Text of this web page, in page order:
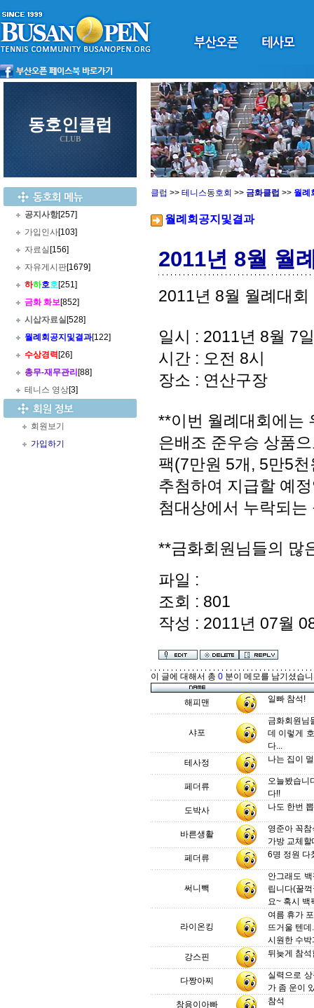
동호인클럽
CLUB
공지사항[257]
가입인사[103]
자료실 [156]
자유게시판[1679]
하하호호[251]
금화 화보[852]
시삽자료실 [528]
월례회공지및결과[122]
수상경력 [26]
총무-재무관리 [88]
테니스 영상[3]
회원보기
가입하기
클럽 >> 테니스동호회 >> 금화클럽 >> 월례
월례회공지및결과
2011년 8월 월
2011년 8월 월례대회
일시 : 2011년 8월 7
시간 : 오전 8시
장소 : 연산구장
**이번 월례대회에는
은배조 준우승 상품
팩(7만원 5개, 5만5
추첨하여 지급할 예
첨대상에서 누락되
**금화회원님들의 많
파일 :
조회 : 801
작성 : 2011년 07월
이 글에 대해서 총 0 분이 메모를 남기셨습
해피맨 일빠 참석!
샤포
금화회원님
데 이렇게
다...
테사정
나는 집이
페더류
오늘봤습니
다!!
도박사
나도 한번
바른생활
영준아 꼭
가방 교체
페더류
6명 정원 다
써니빽
안그래도
립니다(꿀
요~ 혹시 백
라이온킹
여름 휴가
뜨거울 텐데
시원한 수
강스핀
뒤늦게 참석
다짱아찌
실력으로
가 좀 운이
창용이아빠
참석